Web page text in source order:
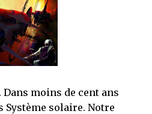
moins de cent ans
solaire. Notre